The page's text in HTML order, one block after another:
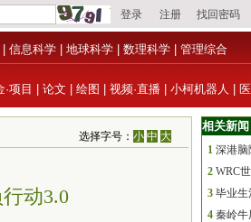
信息科学 地球科学 数理科学 管理综合
·项目 论文 绘图 视频·直播 小柯机器人
选择字号：小 中 大
动3.0
相关新闻
1 深港脑
2 WRC
3 毕业生
4 秦岭牛